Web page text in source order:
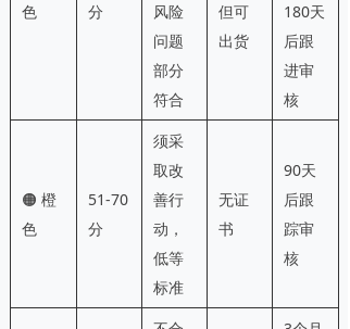
色
分
风险
问题
部分
符合
但可
出货
180天
后跟
进审
核
🟠 橙
色
51-70
分
须采
取改
善行
动，
低等
标准
无证
书
90天
后跟
踪审
核